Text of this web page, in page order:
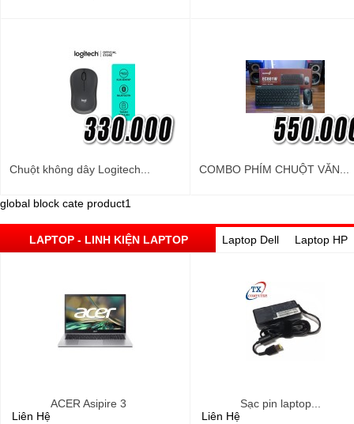
Chuột không dây Logitech... COMBO PHÍM CHUỘT VĂN...
global block cate product1
LAPTOP - LINH KIỆN LAPTOP Laptop Dell Laptop HP
Liên Hệ
ACER Asipire 3
Liên Hệ
Sạc pin laptop...